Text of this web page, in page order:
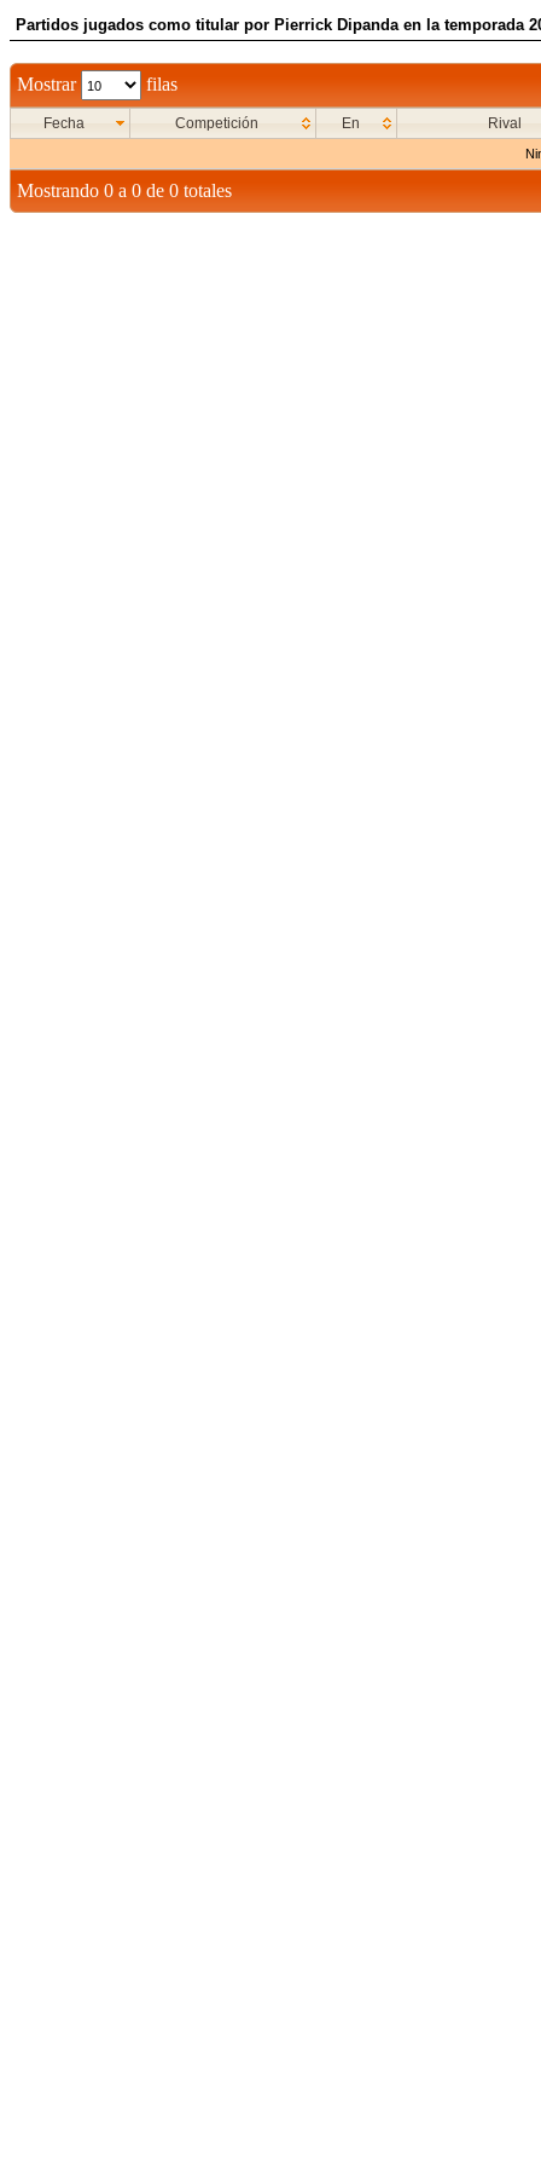
Partidos jugados como titular por Pierrick Dipanda en la temporada
Mostrar filas
Fecha Competición En Rival
Mostrando 0 a 0 de 0 totales